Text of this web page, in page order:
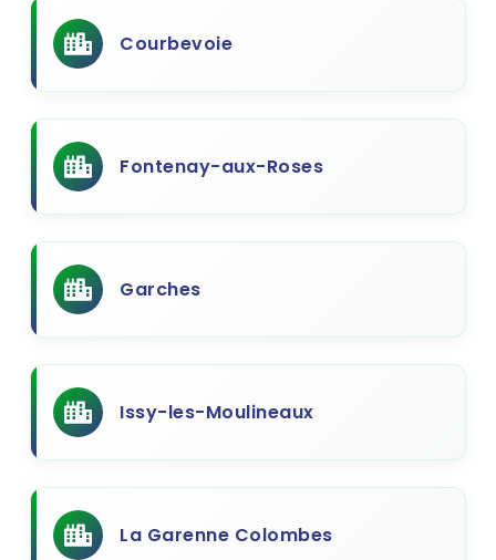
Courbevoie
Fontenay-aux-Roses
Garches
Issy-les-Moulineaux
La Garenne Colombes